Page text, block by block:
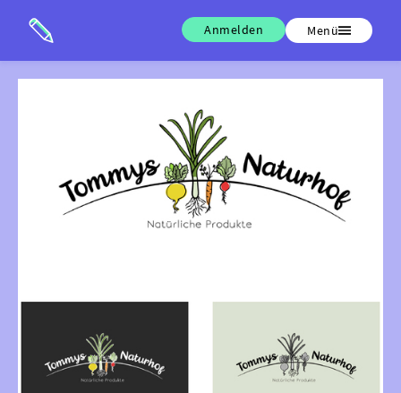
Anmelden Menü